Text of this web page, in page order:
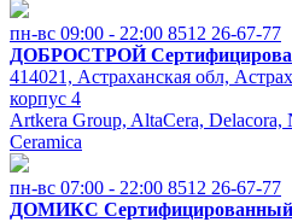
пн-вс 09:00 - 22:00 8512 26-67-77
ДОБРОСТРОЙ
414021, Астраханская обл,
корпус 4
Artkera Group, AltaCera,
Ceramica
пн-вс 07:00 - 22:00 8512 26-67-77
ДОМИКС